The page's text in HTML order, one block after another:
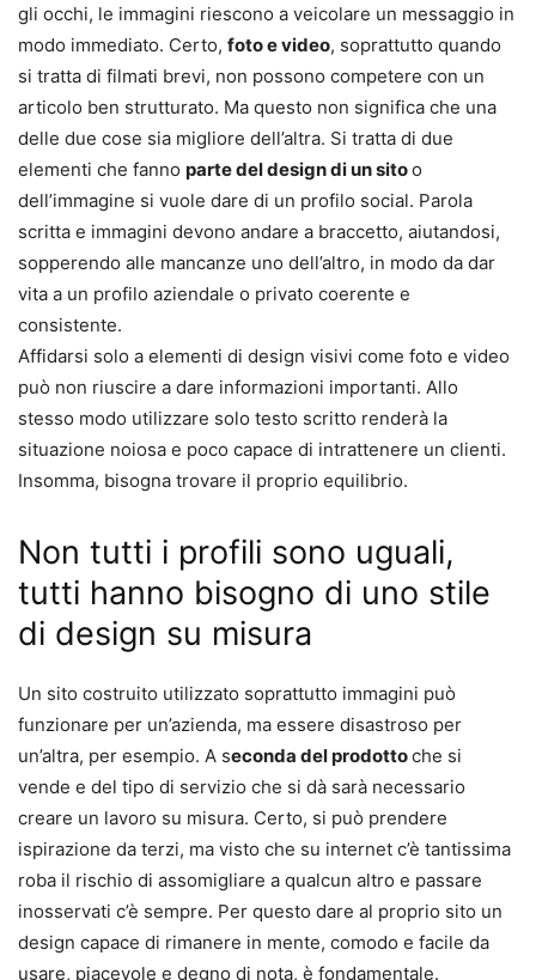
gli occhi, le immagini riescono a veicolare un messaggio in
modo immediato. Certo, foto e video, soprattutto quando
si tratta di filmati brevi, non possono competere con un
articolo ben strutturato. Ma questo non significa che una
delle due cose sia migliore dell’altra. Si tratta di due
elementi che fanno parte del design di un sitoo
dell’immagine si vuole dare di un profilo social. Parola
scritta e immagini devono andare a braccetto, aiutandosi,
sopperendo alle mancanze uno dell’altro, in modo da dar
vita a un profilo aziendale o privato coerente e
consistente.
Affidarsi solo a elementi di design visivi come foto e video
può non riuscire a dare informazioni importanti. Allo
stesso modo utilizzare solo testo scritto renderà la
situazione noiosa e poco capace di intrattenere un clienti.
Insomma, bisogna trovare il proprio equilibrio.
Non tutti i profili sono uguali,
tutti hanno bisogno di uno stile
di design su misura
Un sito costruito utilizzato soprattutto immagini può
funzionare per un’azienda, ma essere disastroso per
un’altra, per esempio. A seconda del prodottoche si
vende e del tipo di servizio che si dà sarà necessario
creare un lavoro su misura. Certo, si può prendere
ispirazione da terzi, ma visto che su internet c’è tantissima
roba il rischio di assomigliare a qualcun altro e passare
inosservati c’è sempre. Per questo dare al proprio sito un
design capace di rimanere in mente, comodo e facile da
usare, piacevole e degno di nota, è fondamentale.